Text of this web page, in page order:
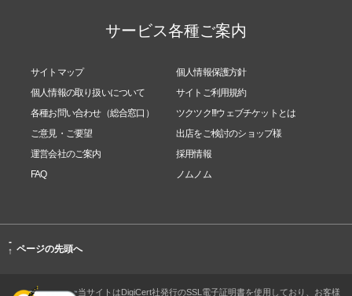
サービス各種ご案内
サイトマップ
個人情報保護方針
個人情報の取り扱いについて
サイトご利用規約
各種お問い合わせ（総合窓口）
ツクツク!!!ウェブチケットとは
ご意見・ご要望
出店をご検討のショップ様
運営会社のご案内
採用情報
FAQ
ノムノム
-
↑ ページの先頭へ
当サイトはDigiCert社発行のSSL電子証明書を使用しており、お客様